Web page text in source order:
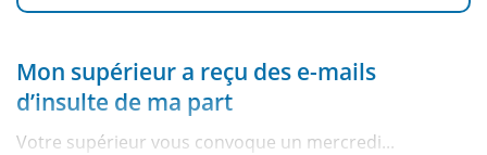
Mon supérieur a reçu des e-mails
d’insulte de ma part
Votre supérieur vous convoque un mercredi...